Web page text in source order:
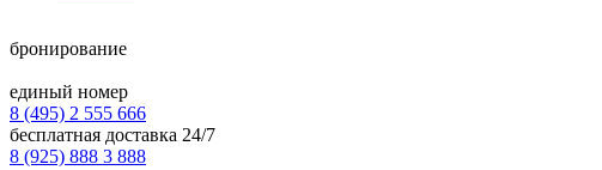
бронирование
единый номер
8 (495) 2 555 666
бесплатная доставка 24/7
8 (925) 888 3 888